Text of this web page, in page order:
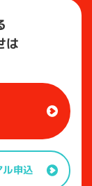
は
ル申込